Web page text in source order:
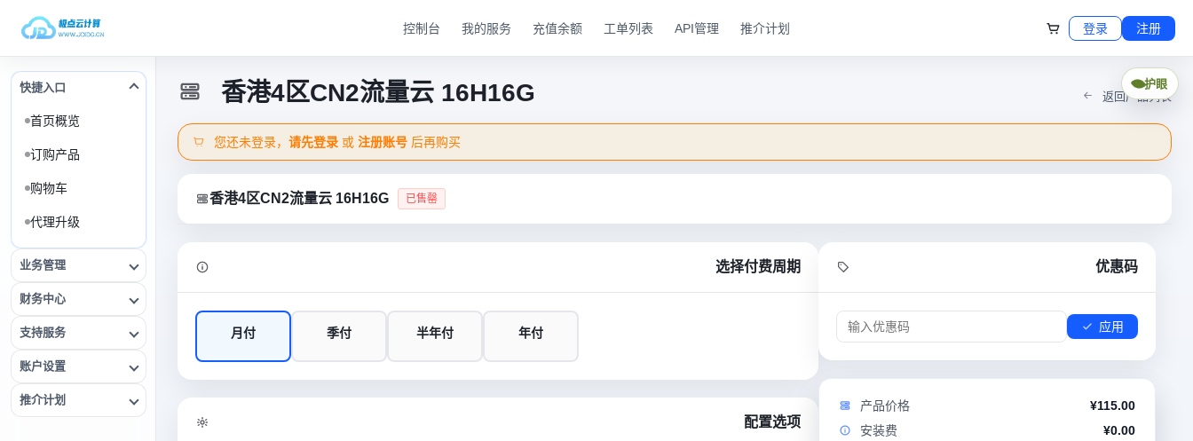
控制台 我的服务 充值余额 工单列表 API管理 推介计划 登录 注册
快捷入口
首页概览
订购产品
购物车
代理升级
业务管理
财务中心
支持服务
账户设置
推介计划
香港4区CN2流量云 16H16G 返回产品列表
您还未登录，请先登录 或注册账号 后再购买
香港4区CN2流量云 16H16G 已售罄
选择付费周期
月付 季付 半年付 年付
配置选项
优惠码
应用
产品价格 ¥115.00
安装费
¥0.00
护眼